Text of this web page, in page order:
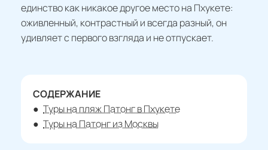
единство как никакое другое место на Пхукете:
оживленный, контрастный и всегда разный, он
удивляет с первого взгляда и не отпускает.
СОДЕРЖАНИЕ
Туры на пляж Патонг в Пхукете
Туры на Патонг из Москвы